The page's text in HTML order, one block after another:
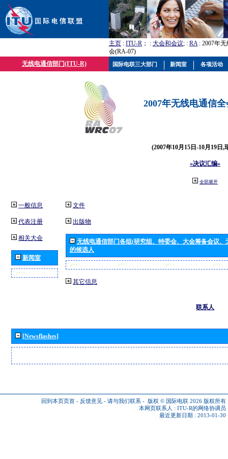
主页 : ITU-R ； : 大会和会议; : RA: 2007年
会(RA-07)
无线电通信部门(ITU-R)
2007年无线电通信
(2007年10月15日-10月19日,
«决议汇编»
全部展开
一般信息
代表注册
相关大会
新闻室
文件
出版物
无线电通信部门各组(研究组、特委会、大会筹备会议
的候选人
其它信息
联系人
[Newsflashes]
回到本页页首 - 反馈意见 - 请与我们联系 - 版权 © 国际电联 2026 版权所有
本网页联系人 : ITU-R的网络协调员
最近更新日期 : 2013-01-30
国际电联三大部门 新闻室 各项活动